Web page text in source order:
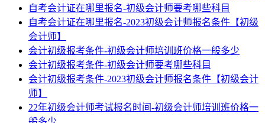
自考会计证在哪里报名-初级会计师要考哪些科目
自考会计证在哪里报名-2023初级会计师报名条件【初级
会计师】
会计初级报考条件-初级会计师培训班价格一般多少
会计初级报考条件-初级会计师要考哪些科目
会计初级报考条件-2023初级会计师报名条件【初级会计
师】
22年初级会计师考试报名时间-初级会计师培训班价格一